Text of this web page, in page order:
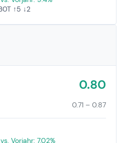
↑5 ↓2
0.80
0.71 – 0.87
Vorjahr: 7.02%